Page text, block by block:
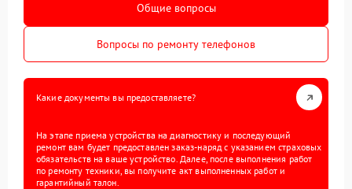
Общие вопросы
Вопросы по ремонту телефонов
Какие документы вы предоставляете?
На этапе приема устройства на диагностику и последующий
ремонт вам будет предоставлен заказ-наряд с указанием страховых
обязательств на ваше устройство. Далее, после выполнения работ
по ремонту техники, вы получите акт выполненных работ и
гарантийный талон.